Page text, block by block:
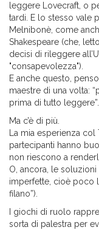
leggere Lovecraft, o
tardi. E lo stesso vale
Melnibonè, come
Shakespeare (che,
decisi di rileggere
"consapevolezza").
E anche questo,
maestre di una volta:
prima di tutto
Ma c’è di più.
La mia esperienza
partecipanti hanno
non riescono a
O, ancora, le
imperfette, cioè poco
filano”).
I giochi di ruolo
sorta di palestra per